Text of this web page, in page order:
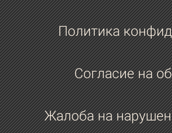
Политика
Согласие на
Жалоба на